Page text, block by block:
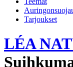
Tarjoukset
LÉA